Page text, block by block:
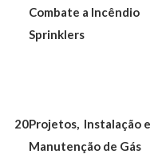
Combate a Incêndio
Sprinklers
20Projetos, Instalação e
Manutenção de Gás